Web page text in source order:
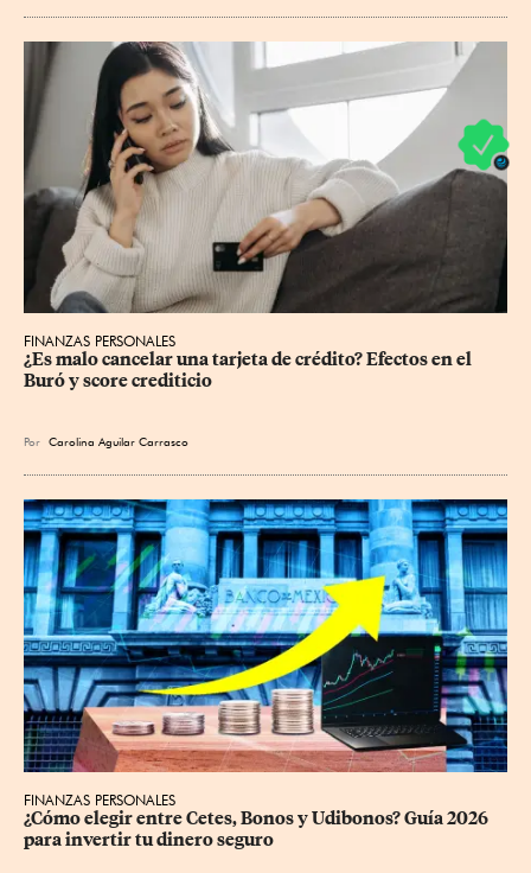
FINANZAS PERSONALES
¿Es malo cancelar una tarjeta de crédito? Efectos en el
Buró y score crediticio
Por Carolina Aguilar Carrasco
FINANZAS PERSONALES
¿Cómo elegir entre Cetes, Bonos y Udibonos? Guía 2026
para invertir tu dinero seguro